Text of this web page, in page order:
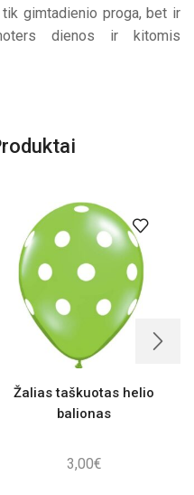
gimtadienio proga, bet ir
dienos ir kitomis
Žalias taškuotas helio
balionas
3,00€